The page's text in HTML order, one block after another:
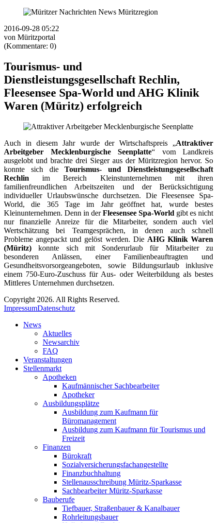
2016-09-28 05:22
von Müritzportal
(Kommentare: 0)
Tourismus- und
Dienstleistungsgesellschaft Rechlin,
Fleesensee Spa-World und AHG Klinik
Waren (Müritz) erfolgreich
Auch in diesem Jahr wurde der Wirtschaftspreis „Attraktiver
Arbeitgeber Mecklenburgische Seenplatte“ vom Landkreis
ausgelobt und brachte drei Sieger aus der Müritzregion hervor. So
konnte sich dieTourismus- und Dienstleistungsgesellschaft
Rechlin im Bereich Kleinstunternehmen mit ihren
familienfreundlichen Arbeitszeiten und der Berücksichtigung
individueller Urlaubswünsche durchsetzen. Die Fleesensee Spa-
World, die 365 Tage im Jahr geöffnet hat, wurde bestes
Kleinunternehmen. Denn in derFleesensee Spa-World gibt es nicht
nur finanzielle Anreize für die Mitarbeiter, sondern auch viel
Wertschätzung bei Teamgesprächen, in denen auch schnell
Probleme angepackt und gelöst werden. Die AHG Klinik Waren
(Müritz) konnte sich mit Sonderurlaub für Mitarbeiter zu
besonderen Anlässen, einer Familienbeauftragten und
Gesundheitsvorsorgeangeboten, sowie Bildungsurlaub inklusive
einem 750-Euro-Zuschuss für Aus- oder Weiterbildung als bestes
Mittleres Unternehmen durchsetzen.
Copyright 2026. All Rights Reserved.
ImpressumDatenschutz
News
Aktuelles
Newsarchiv
FAQ
Veranstaltungen
Stellenmarkt
Apotheken
Kaufmännischer Sachbearbeiter
Apotheker
Ausbildungsplätze
Ausbildung zum Kaufmann für
Büromanagement
Ausbildung zum Kaufmann für Tourismus und
Freizeit
Finanzen
Bürokraft
Sozialversicherungsfachangestellte
Finanzbuchhaltung
Stellenausschreibung Müritz-Sparkasse
Sachbearbeiter Müritz-Sparkasse
Bauberufe
Tiefbauer, Straßenbauer & Kanalbauer
Rohrleitungsbauer